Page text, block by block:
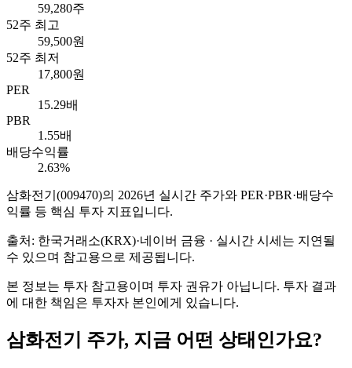
59,280주
52주 최고
59,500원
52주 최저
17,800원
PER
15.29배
PBR
1.55배
배당수익률
2.63%
삼화전기 (009470)의 2026년 실시간 주가와 PER·PBR·배당수
익률 등 핵심 투자 지표입니다.
출처: 한국거래소(KRX)·네이버 금융 · 실시간 시세는 지연될
수 있으며 참고용으로 제공됩니다.
본 정보는 투자 참고용이며 투자 권유가 아닙니다. 투자 결과
에 대한 책임은 투자자 본인에게 있습니다.
삼화전기 주가, 지금 어떤 상태인가요?